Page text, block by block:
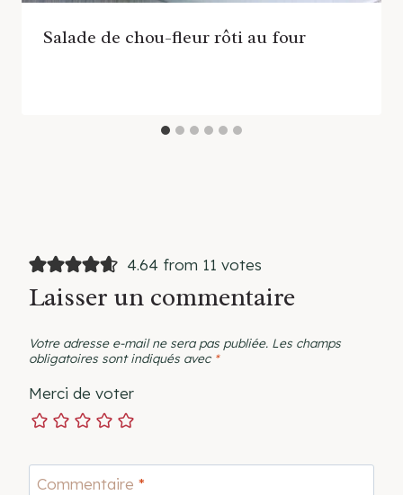
Salade de chou-fleur rôti au four
4.64 from 11 votes
Laisser un commentaire
Votre adresse e-mail ne sera pas publiée. Les champs
obligatoires sont indiqués avec *
Merci de voter
Commentaire *